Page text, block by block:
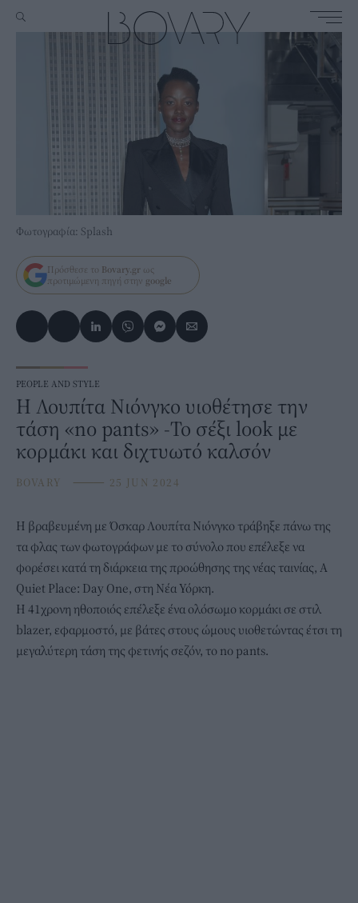
Φωτογραφία: Splash
Πρόσθεσε το Bovary.gr ως
προτιμώμενη πηγή στην google
PEOPLE AND STYLE
Η Λουπίτα Νιόνγκο υιοθέτησε την
τάση «no pants» -Το σέξι look με
κορμάκι και διχτυωτό καλσόν
BOVARY ⸻ 25 JUN 2024
Η βραβευμένη με Όσκαρ Λουπίτα Νιόνγκοτράβηξε πάνω της
τα φλας των φωτογράφων με το σύνολο που επέλεξε να
φορέσει κατά τη διάρκεια της προώθησης της νέας ταινίας, A
Quiet Place: Day One, στη Νέα Υόρκη.
Η 41χρονη ηθοποιός επέλεξε ένα ολόσωμο κορμάκι σε στιλ
blazer, εφαρμοστό, με βάτες στους ώμους υιοθετώντας έτσι τη
μεγαλύτερη τάση της φετινής σεζόν, το no pants.